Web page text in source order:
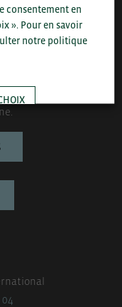
?
pour développer
consentement en
». Pour en savoir
notre politique